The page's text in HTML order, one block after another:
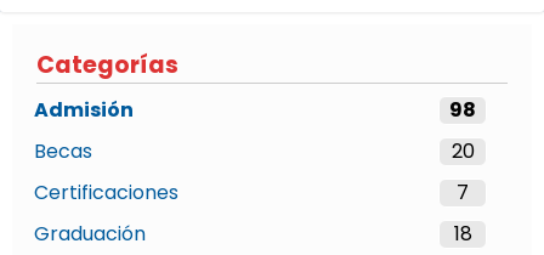
Categorías
Admisión
98
Becas
20
Certificaciones
7
Graduación
18